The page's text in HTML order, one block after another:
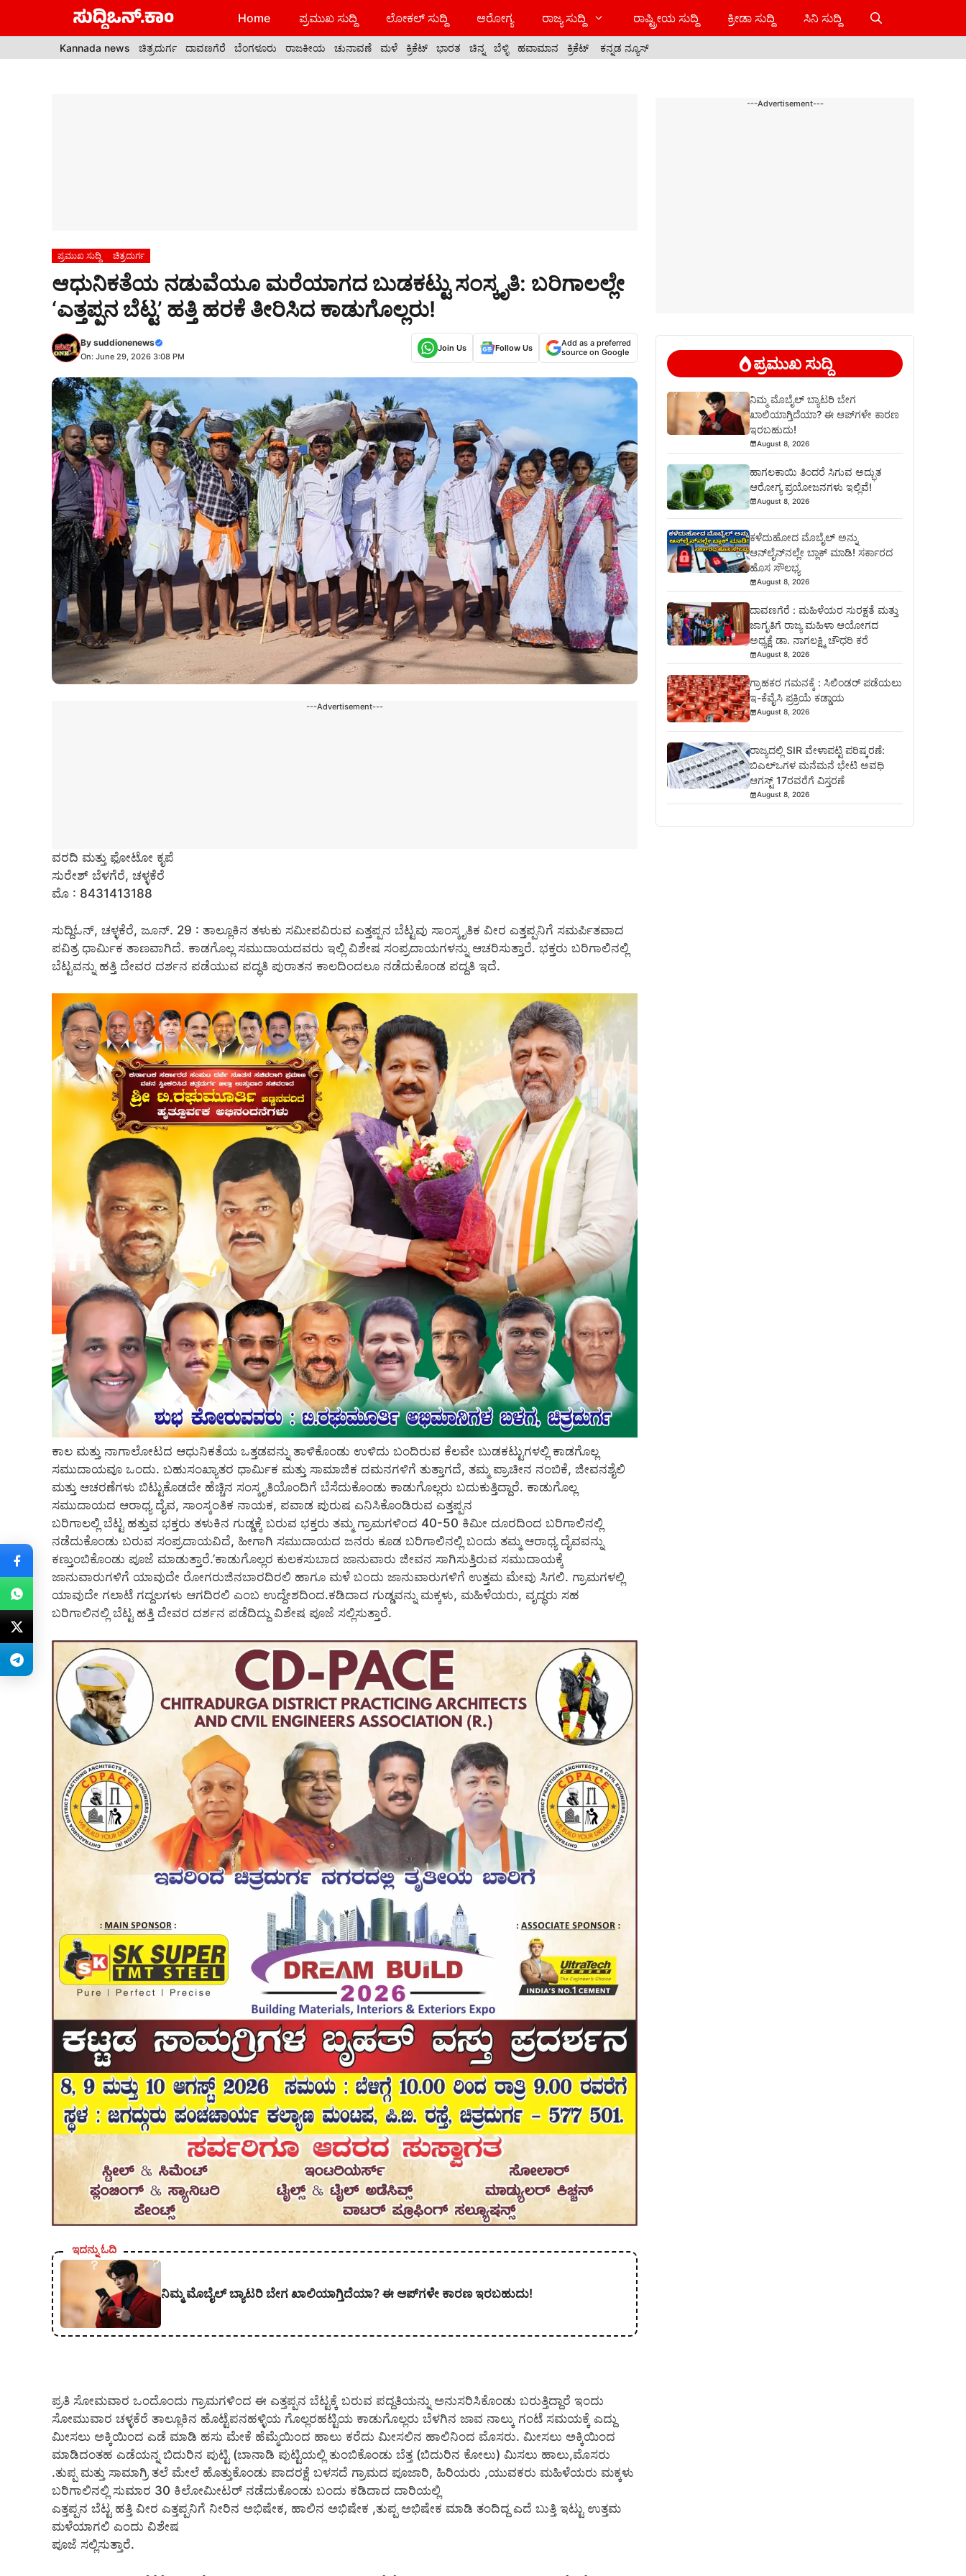
Home ಪ್ರಮುಖ ಸುದ್ದಿ ಲೋಕಲ್ ಸುದ್ದಿ ಆರೋಗ್ಯ ರಾಜ್ಯ ಸುದ್ದಿ ರಾಷ್ಟ್ರೀಯ ಸುದ್ದಿ ಕ್ರೀಡಾ ಸುದ್ದಿ ಸಿನಿ ಸುದ್ದಿ
Kannada news ಚಿತ್ರದುರ್ಗ ದಾವಣಗೆರೆ ಬೆಂಗಳೂರು ರಾಜಕೀಯ ಚುನಾವಣೆ ಮಳೆ ಕ್ರಿಕೆಟ್ ಭಾರತ ಚಿನ್ನ ಬೆಳ್ಳಿ ಹವಾಮಾನ ಕ್ರಿಕೆಟ್ ಕನ್ನಡ ನ್ಯೂಸ್
ಪ್ರಮುಖ ಸುದ್ದಿ ಚಿತ್ರದುರ್ಗ
ಆಧುನಿಕತೆಯ ನಡುವೆಯೂ ಮರೆಯಾಗದ ಬುಡಕಟ್ಟು ಸಂಸ್ಕೃತಿ: ಬರಿಗಾಲಲ್ಲೇ
‘ಎತ್ತಪ್ಪನ ಬೆಟ್ಟ’ ಹತ್ತಿ ಹರಕೆ ತೀರಿಸಿದ ಕಾಡುಗೊಲ್ಲರು!
By suddionenews
On: June 29, 2026 3:08 PM
Join Us Follow Us
Add as a preferred
source on Google
---Advertisement---
ವರದಿ ಮತ್ತು ಫೋಟೋ ಕೃಪೆ
ಸುರೇಶ್ ಬೆಳಗೆರೆ, ಚಳ್ಳಕೆರೆ
ಮೊ : 8431413188
ಸುದ್ದಿಓನ್, ಚಳ್ಳಕೆರೆ, ಜೂನ್. 29 : ತಾಲ್ಲೂಕಿನ ತಳುಕು ಸಮೀಪವಿರುವ ಎತ್ತಪ್ಪನ ಬೆಟ್ಟವು ಸಾಂಸ್ಕೃತಿಕ ವೀರ ಎತ್ತಪ್ಪನಿಗೆ ಸಮರ್ಪಿತವಾದ
ಪವಿತ್ರ ಧಾರ್ಮಿಕ ತಾಣವಾಗಿದೆ. ಕಾಡಗೊಲ್ಲ ಸಮುದಾಯದವರು ಇಲ್ಲಿ ವಿಶೇಷ ಸಂಪ್ರದಾಯಗಳನ್ನು ಆಚರಿಸುತ್ತಾರೆ. ಭಕ್ತರು ಬರಿಗಾಲಿನಲ್ಲಿ
ಬೆಟ್ಟವನ್ನು ಹತ್ತಿ ದೇವರ ದರ್ಶನ ಪಡೆಯುವ ಪದ್ಧತಿ ಪುರಾತನ ಕಾಲದಿಂದಲೂ ನಡೆದುಕೊಂಡ ಪದ್ದತಿ ಇದೆ.
ಕಾಲ ಮತ್ತು ನಾಗಾಲೋಟದ ಆಧುನಿಕತೆಯ ಒತ್ತಡವನ್ನು ತಾಳಿಕೊಂಡು ಉಳಿದು ಬಂದಿರುವ ಕೆಲವೇ ಬುಡಕಟ್ಟುಗಳಲ್ಲಿ ಕಾಡಗೊಲ್ಲ
ಸಮುದಾಯವೂ ಒಂದು. ಬಹುಸಂಖ್ಯಾತರ ಧಾರ್ಮಿಕ ಮತ್ತು ಸಾಮಾಜಿಕ ದಮನಗಳಿಗೆ ತುತ್ತಾಗದೆ, ತಮ್ಮ ಪ್ರಾಚೀನ ನಂಬಿಕೆ, ಜೀವನಶೈಲಿ
ಮತ್ತು ಆಚರಣೆಗಳು ಬಿಟ್ಟುಕೊಡದೇ ಹೆಚ್ಚಿನ ಸಂಸ್ಕೃತಿಯೊಂದಿಗೆ ಬೆಸೆದುಕೊಂಡು ಕಾಡುಗೊಲ್ಲರು ಬದುಕುತ್ತಿದ್ದಾರೆ. ಕಾಡುಗೊಲ್ಲ
ಸಮುದಾಯದ ಆರಾಧ್ಯ ದೈವ, ಸಾಂಸ್ಕಂತಿಕ ನಾಯಕ, ಪವಾಡ ಪುರುಷ ಎನಿಸಿಕೊಂಡಿರುವ ಎತ್ತಪ್ಪನ
ಬರಿಗಾಲಲ್ಲಿ ಬೆಟ್ಟ ಹತ್ತುವ ಭಕ್ತರು ತಳುಕಿನ ಗುಡ್ಡಕ್ಕೆ ಬರುವ ಭಕ್ತರು ತಮ್ಮ ಗ್ರಾಮಗಳಿಂದ 40-50 ಕಿಮೀ ದೂರದಿಂದ ಬರಿಗಾಲಿನಲ್ಲಿ
ನಡೆದುಕೊಂಡು ಬರುವ ಸಂಪ್ರದಾಯವಿದೆ, ಹೀಗಾಗಿ ಸಮುದಾಯದ ಜನರು ಕೂಡ ಬರಿಗಾಲಿನಲ್ಲಿ ಬಂದು ತಮ್ಮ ಆರಾಧ್ಯ ದೈವವನ್ನು
ಕಣ್ತುಂಬಿಕೊಂಡು ಪೂಜೆ ಮಾಡುತ್ತಾರೆ.’ಕಾಡುಗೊಲ್ಲರ ಕುಲಕಸುಬಾದ ಜಾನುವಾರು ಜೀವನ ಸಾಗಿಸುತ್ತಿರುವ ಸಮುದಾಯಕ್ಕೆ
ಜಾನುವಾರುಗಳಿಗೆ ಯಾವುದೇ ರೋಗರುಜಿನಬಾರದಿರಲಿ ಹಾಗೂ ಮಳೆ ಬಂದು ಜಾನುವಾರುಗಳಿಗೆ ಉತ್ತಮ ಮೇವು ಸಿಗಲಿ. ಗ್ರಾಮಗಳಲ್ಲಿ
ಯಾವುದೇ ಗಲಾಟೆ ಗದ್ದಲಗಳು ಆಗದಿರಲಿ ಎಂಬ ಉದ್ದೇಶದಿಂದ.ಕಡಿದಾದ ಗುಡ್ಡವನ್ನು ಮಕ್ಕಳು, ಮಹಿಳೆಯರು, ವೃದ್ಧರು ಸಹ
ಬರಿಗಾಲಿನಲ್ಲಿ ಬೆಟ್ಟ ಹತ್ತಿ ದೇವರ ದರ್ಶನ ಪಡೆದಿದ್ದು ವಿಶೇಷ ಪೂಜೆ ಸಲ್ಲಿಸುತ್ತಾರೆ.
ಇದನ್ನು ಓದಿ
ನಿಮ್ಮ ಮೊಬೈಲ್ ಬ್ಯಾಟರಿ ಬೇಗ ಖಾಲಿಯಾಗ್ತಿದೆಯಾ? ಈ ಆಪ್‌ಗಳೇ ಕಾರಣ ಇರಬಹುದು!
ಪ್ರತಿ ಸೋಮವಾರ ಒಂದೊಂದು ಗ್ರಾಮಗಳಿಂದ ಈ ಎತ್ತಪ್ಪನ ಬೆಟ್ಟಕ್ಕೆ ಬರುವ ಪದ್ದತಿಯನ್ನು ಅನುಸರಿಸಿಕೊಂಡು ಬರುತ್ತಿದ್ದಾರೆ ಇಂದು
ಸೋಮುವಾರ ಚಳ್ಳಕೆರೆ ತಾಲ್ಲೂಕಿನ ಹೊಟ್ಟೆಪನಹಳ್ಳಿಯ ಗೊಲ್ಲರಹಟ್ಟಿಯ ಕಾಡುಗೊಲ್ಲರು ಬೆಳಗಿನ ಜಾವ ನಾಲ್ಕು ಗಂಟೆ ಸಮಯಕ್ಕೆ ಎದ್ದು
ಮೀಸಲು ಅಕ್ಕಿಯಿಂದ ಎಡೆ ಮಾಡಿ ಹಸು ಮೇಕೆ ಹೆಮ್ಮೆಯಿಂದ ಹಾಲು ಕರೆದು ಮೀಸಲಿನ ಹಾಲಿನಿಂದ ಮೊಸರು. ಮೀಸಲು ಅಕ್ಕಿಯಿಂದ
ಮಾಡಿದಂತಹ ಎಡೆಯನ್ನ ಬಿದುರಿನ ಪುಟ್ಟಿ (ಬಾನಾಡಿ ಪುಟ್ಟಿಯಲ್ಲಿ ತುಂಬಿಕೊಂಡು ಬೆತ್ತ (ಬಿದುರಿನ ಕೋಲು) ಮಿಸಲು ಹಾಲು,ಮೊಸರು
.ತುಪ್ಪ ಮತ್ತು ಸಾಮಾಗ್ರಿ ತಲೆ ಮೇಲೆ ಹೊತ್ತುಕೊಂಡು ಪಾದರಕ್ಷೆ ಬಳಸದೆ ಗ್ರಾಮದ ಪೂಜಾರಿ, ಹಿರಿಯರು ,ಯುವಕರು ಮಹಿಳೆಯರು ಮಕ್ಕಳು
ಬರಿಗಾಲಿನಲ್ಲಿ ಸುಮಾರ 30 ಕಿಲೋಮೀಟರ್ ನಡೆದುಕೊಂಡು ಬಂದು ಕಡಿದಾದ ದಾರಿಯಲ್ಲಿ
ಎತ್ತಪ್ಪನ ಬೆಟ್ಟ ಹತ್ತಿ ವೀರ ಎತ್ತಪ್ಪನಿಗೆ ನೀರಿನ ಅಭಿಷೇಕ, ಹಾಲಿನ ಅಭಿಷೇಕ ,ತುಪ್ಪ ಅಭಿಷೇಕ ಮಾಡಿ ತಂದಿದ್ದ ಎದೆ ಬುತ್ತಿ ಇಟ್ಟು ಉತ್ತಮ
ಮಳೆಯಾಗಲಿ ಎಂದು ವಿಶೇಷ
ಪೂಜೆ ಸಲ್ಲಿಸುತ್ತಾರೆ.
---Advertisement---
ಪ್ರಮುಖ ಸುದ್ದಿ
ನಿಮ್ಮ ಮೊಬೈಲ್ ಬ್ಯಾಟರಿ ಬೇಗ
ಖಾಲಿಯಾಗ್ತಿದೆಯಾ? ಈ ಆಪ್‌ಗಳೇ ಕಾರಣ
ಇರಬಹುದು!
August 8, 2026
ಹಾಗಲಕಾಯಿ ತಿಂದರೆ ಸಿಗುವ ಅದ್ಭುತ
ಆರೋಗ್ಯ ಪ್ರಯೋಜನಗಳು ಇಲ್ಲಿವೆ!
August 8, 2026
ಕಳೆದುಹೋದ ಮೊಬೈಲ್ ಅನ್ನು
ಆನ್‌ಲೈನ್‌ನಲ್ಲೇ ಬ್ಲಾಕ್ ಮಾಡಿ! ಸರ್ಕಾರದ
ಹೊಸ ಸೌಲಭ್ಯ
August 8, 2026
ದಾವಣಗೆರೆ : ಮಹಿಳೆಯರ ಸುರಕ್ಷತೆ ಮತ್ತು
ಜಾಗೃತಿಗೆ ರಾಜ್ಯ ಮಹಿಳಾ ಆಯೋಗದ
ಅಧ್ಯಕ್ಷೆ ಡಾ. ನಾಗಲಕ್ಷ್ಮಿ ಚೌಧರಿ ಕರೆ
August 8, 2026
ಗ್ರಾಹಕರ ಗಮನಕ್ಕೆ : ಸಿಲಿಂಡರ್ ಪಡೆಯಲು
ಇ-ಕೆವೈಸಿ ಪ್ರಕ್ರಿಯೆ ಕಡ್ಡಾಯ
August 8, 2026
ರಾಜ್ಯದಲ್ಲಿ SIR ವೇಳಾಪಟ್ಟಿ ಪರಿಷ್ಕರಣೆ:
ಬಿಎಲ್‌ಒಗಳ ಮನೆಮನೆ ಭೇಟಿ ಅವಧಿ
ಆಗಸ್ಟ್ 17ರವರೆಗೆ ವಿಸ್ತರಣೆ
August 8, 2026